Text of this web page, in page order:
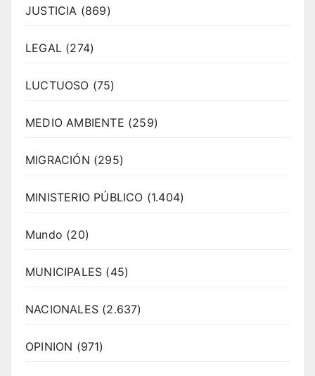
JUSTICIA (869)
LEGAL (274)
LUCTUOSO (75)
MEDIO AMBIENTE (259)
MIGRACIÓN (295)
MINISTERIO PÚBLICO (1.404)
Mundo (20)
MUNICIPALES (45)
NACIONALES (2.637)
OPINION (971)